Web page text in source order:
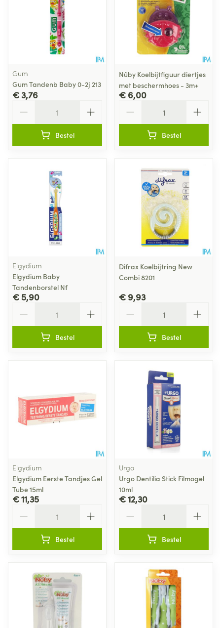
Gum
Gum Tandenb Baby 0-2j 213
€ 3,76
Bestel
Nûby Koelbijtfiguur diertjes
met beschermhoes - 3m+
€ 6,00
Bestel
Elgydium
Elgydium Baby
Tandenborstel Nf
€ 5,90
Bestel
Difrax Koelbijtring New
Combi 8201
€ 9,93
Bestel
Elgydium
Elgydium Eerste Tandjes Gel
Tube 15ml
€ 11,35
Bestel
Urgo
Urgo Dentilia Stick Filmogel
10ml
€ 12,30
Bestel